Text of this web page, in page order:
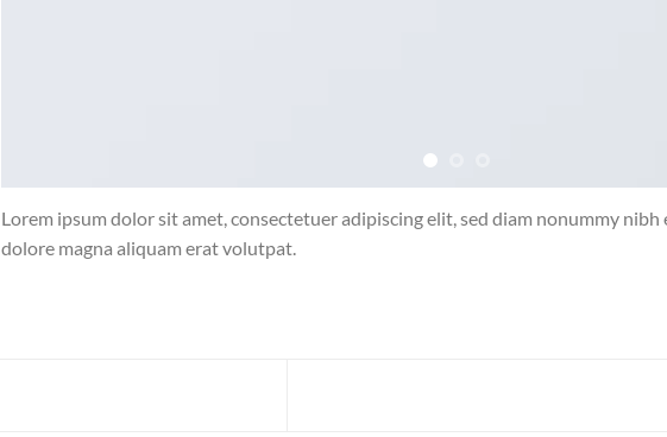
Lorem ipsum dolor sit amet, consectetuer adipiscing elit, sed diam nonummy
dolore magna aliquam erat volutpat.